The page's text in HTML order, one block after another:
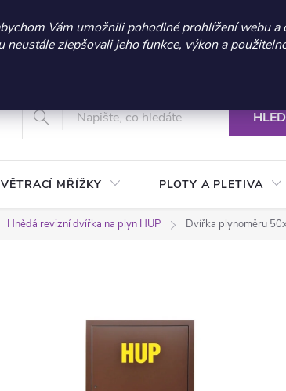
sleva 300 Kč při nákupu nad 3.000 Kč | Platnost
Vám umožnili pohodlné prohlížení webu a
neustále zlepšovali jeho funkce, výkon a
+420 604 269 200
Vrácení a reklamace zboží Podmínky ochrany osobních
VĚTRACÍ MŘÍŽKY PLOTY A PLETIVA
Hnědá revizní dvířka na plyn HUP Dvířka plynoměru